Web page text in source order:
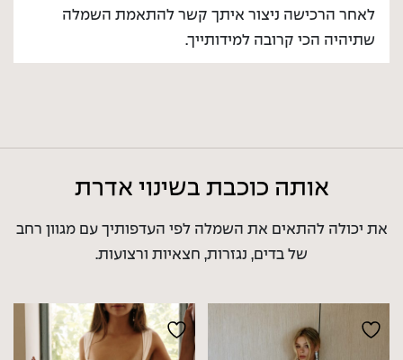
לאחר הרכישה ניצור איתך קשר להתאמת השמלה
שתיהיה הכי קרובה למידותייך.
אותה כוכבת בשינוי אדרת
את יכולה להתאים את השמלה לפי העדפותיך עם מגוון רחב
של בדים, נגזרות, חצאיות ורצועות.